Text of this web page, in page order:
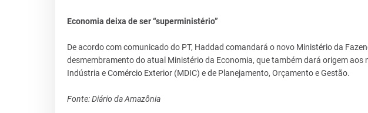
Economia deixa de ser “superministério”
De acordo com comunicado do PT, Haddad comandará o novo Ministério da
desmembramento do atual Ministério da Economia, que também dará origem aos
Indústria e Comércio Exterior (MDIC) e de Planejamento, Orçamento e Gestão.
Fonte: Diário da Amazônia